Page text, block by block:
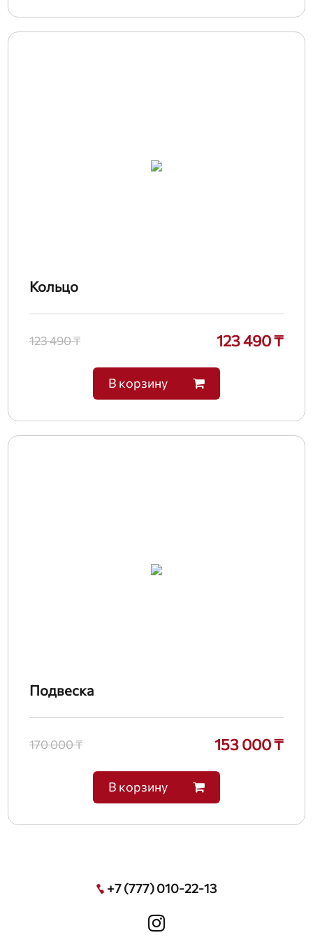
Кольцо
123 490 ₸ 123 490 ₸
В корзину
Подвеска
170 000 ₸ 153 000 ₸
В корзину
+7 (777) 010-22-13